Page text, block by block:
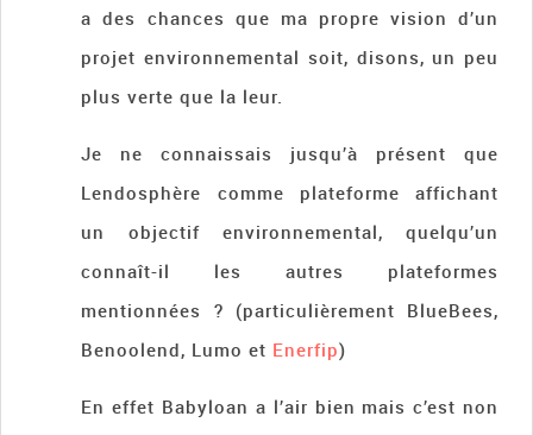
a des chances que ma propre vision d’un
projet environnemental soit, disons, un peu
plus verte que la leur.
Je ne connaissais jusqu’à présent que
Lendosphère comme plateforme affichant
un objectif environnemental, quelqu’un
connaît-il les autres plateformes
mentionnées ? (particulièrement BlueBees,
Benoolend, Lumo et Enerfip)
En effet Babyloan a l’air bien mais c’est non